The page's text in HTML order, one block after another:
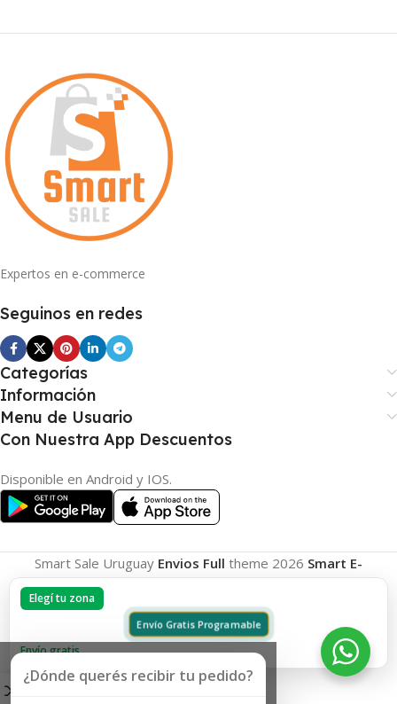
Elegí tu zona
Envío Gratis Programable
Envío gratis
Expertos en e-commerce
Seguinos en redes
Categorías
Información
Menu de Usuario
Con Nuestra App Descuentos
Disponible en Android y IOS.
Smart Sale Uruguay Envios Full theme 2026 Smart E-
¿Dónde querés recibir tu pedido?